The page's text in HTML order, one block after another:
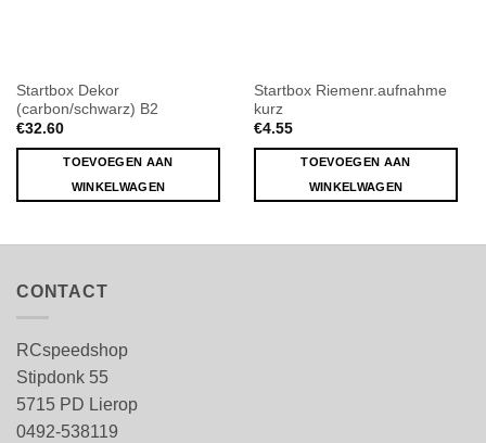
Startbox Dekor
(carbon/schwarz) B2
€32.60
TOEVOEGEN AAN
WINKELWAGEN
Startbox Riemenr.aufnahme
kurz
€4.55
TOEVOEGEN AAN
WINKELWAGEN
CONTACT
RCspeedshop
Stipdonk 55
5715 PD Lierop
0492-538119